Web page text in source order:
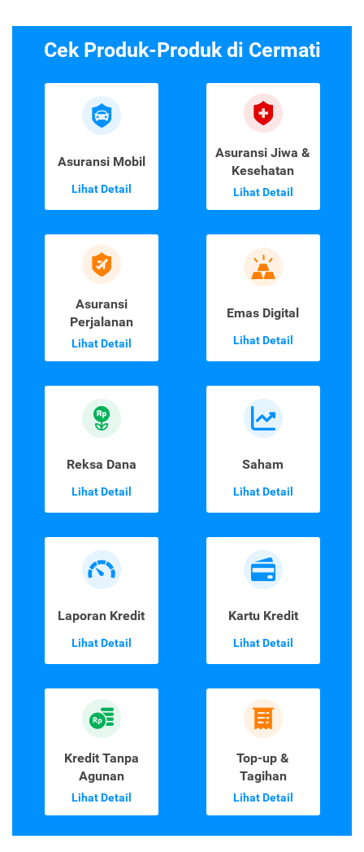
Cek Produk-Produk di Cermati
Asuransi Mobil
Lihat Detail
Asuransi Jiwa &
Kesehatan
Lihat Detail
Asuransi
Perjalanan
Lihat Detail
Emas Digital
Lihat Detail
Reksa Dana
Lihat Detail
Saham
Lihat Detail
Laporan Kredit
Lihat Detail
Kartu Kredit
Lihat Detail
Kredit Tanpa
Agunan
Lihat Detail
Top-up &
Tagihan
Lihat Detail